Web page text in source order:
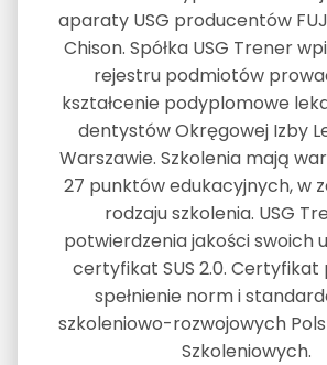
aparaty USG producentów
Chison. Spółka USG Trener
rejestru podmiotów
kształcenie podyplomowe
dentystów Okręgowej Izby
Warszawie. Szkolenia mają
27 punktów edukacyjnych, w
rodzaju szkolenia. USG
potwierdzenia jakości swoich
certyfikat SUS 2.0.
spełnienie norm i
szkoleniowo-rozwojowych
Szkoleniowych.